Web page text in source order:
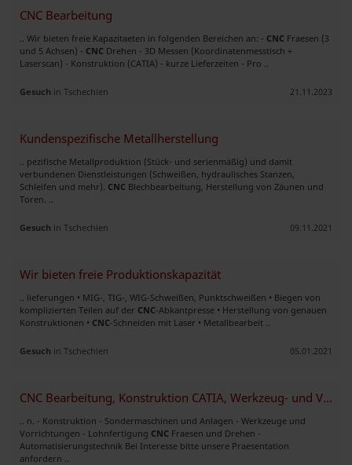
CNC Bearbeitung
.. Wir bieten freie Kapazitaeten in folgenden Bereichen an: - CNC Fraesen (3
und 5 Achsen) - CNC Drehen - 3D Messen (Koordinatenmesstisch +
Laserscan) - Konstruktion (CATIA) - kurze Lieferzeiten - Pro ..
Gesuch in Tschechien 21.11.2023
Kundenspezifische Metallherstellung
.. pezifische Metallproduktion (Stück- und serienmäßig) und damit
verbundenen Dienstleistungen (Schweißen, hydraulisches Stanzen,
Schleifen und mehr). CNC Blechbearbeitung, Herstellung von Zäunen und
Toren. ..
Gesuch in Tschechien 09.11.2021
Wir bieten freie Produktionskapazität
.. lieferungen • MIG-, TIG-, WIG-Schweißen, Punktschweißen • Biegen von
komplizierten Teilen auf der CNC-Abkantpresse • Herstellung von genauen
Konstruktionen • CNC-Schneiden mit Laser • Metallbearbeit ..
Gesuch in Tschechien 05.01.2021
CNC Bearbeitung, Konstruktion CATIA, Werkzeug- und Vorrichtungsbau
.. n. - Konstruktion - Sondermaschinen und Anlagen - Werkzeuge und
Vorrichtungen - Lohnfertigung CNC Fraesen und Drehen -
Automatisierungstechnik Bei Interesse bitte unsere Praesentation
anfordern ..